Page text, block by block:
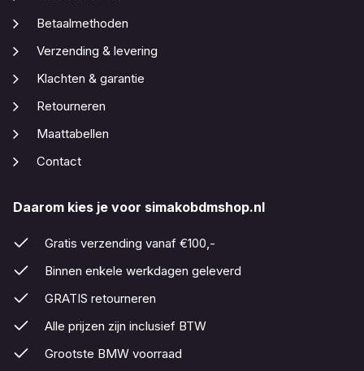
Betaalmethoden
Verzending & levering
Klachten & garantie
Retourneren
Maattabellen
Contact
Daarom kies je voor simakobdmshop.nl
Gratis verzending vanaf €100,-
Binnen enkele werkdagen geleverd
GRATIS retourneren
Alle prijzen zijn inclusief BTW
Grootste BMW voorraad